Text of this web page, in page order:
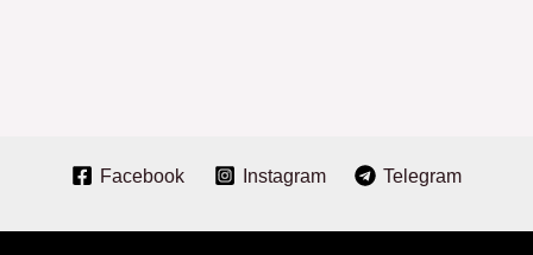
Facebook Instagram Telegram